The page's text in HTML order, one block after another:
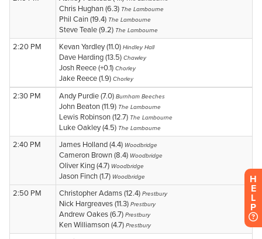
H
E
L
P